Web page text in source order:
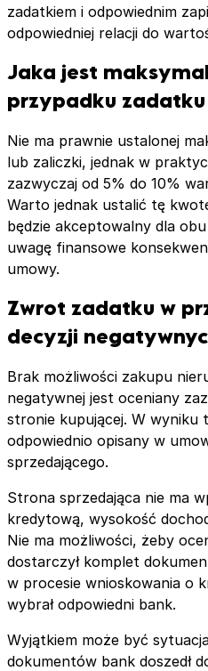
zadatkiem i odpowiednim
odpowiedniej relacji do
Jaka jest
przypadku zadatku
Nie ma prawnie ustalonej
lub zaliczki, jednak w
zazwyczaj od 5% do 10%
Warto jednak ustalić tę
będzie akceptowalny dla
uwagę finansowe
umowy.
Zwrot zadatku w
decyzji
Brak możliwości zakupu
negatywnej jest oceniany
stronie kupującej. W wyniku
odpowiednio opisany w
sprzedającego.
Strona sprzedająca nie ma
kredytową, wysokość
Nie ma możliwości, żeby
dostarczył komplet
w procesie wnioskowania o
wybrał odpowiedni bank.
Wyjątkiem może być
dokumentów bank doszedł